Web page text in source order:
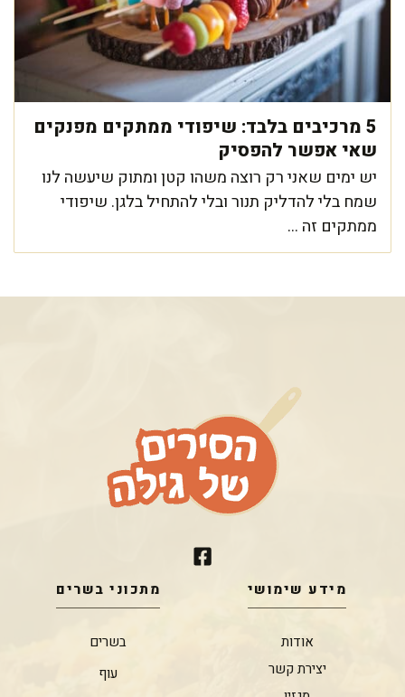
5 מרכיבים בלבד: שיפודי ממתקים מפנקים
שאי אפשר להפסיק
יש ימים שאני רק רוצה משהו קטן ומתוק שיעשה לנו
שמח בלי להדליק תנור ובלי להתחיל בלגן. שיפודי
ממתקים זה ...
מידע שימושי
אודות
יצירת קשר
מתכוני בשרים
בשרים
עוף